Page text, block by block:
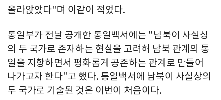
올라앉았다"며 이같이 적었다.
통일부가 전날 공개한 통일백서에는 "남북이 사실상
의 두 국가로 존재하는 현실을 고려해 남북 관계의 통
일을 지향하면서 평화롭게 공존하는 관계로 만들어
나가고자 한다"고 했다. 통일백서에 남북이 사실상의
두 국가로 기술된 것은 이번이 처음이다.